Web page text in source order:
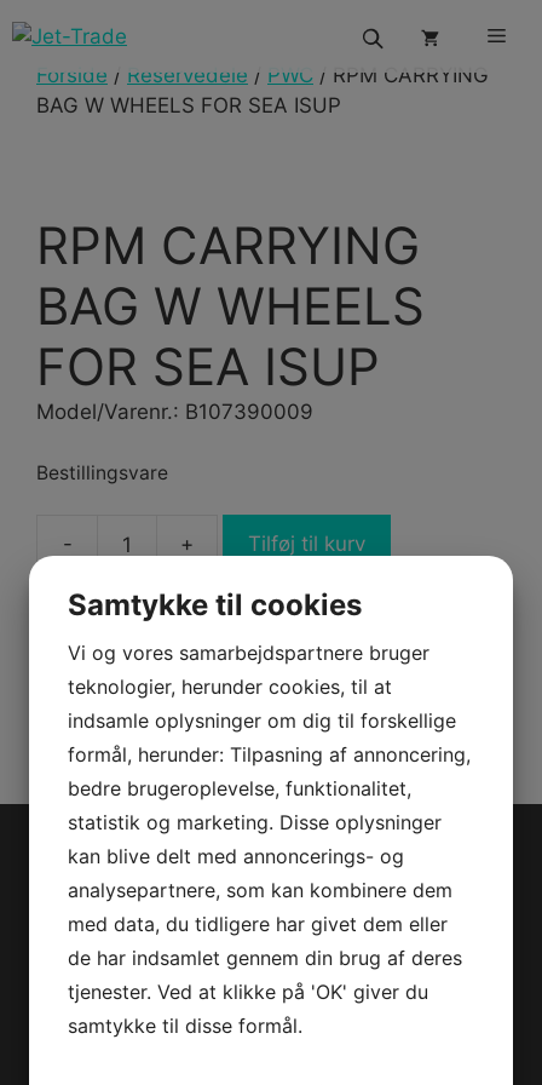
til
indholdForside / Reservedele / PWC / RPM CARRYING
BAG W WHEELS FOR SEA ISUP
RPM CARRYING
BAG W WHEELS
FOR SEA ISUP
Model/Varenr.: B107390009
Bestillingsvare
-
RPM
CARRYING
BAG
W
WHEELS
FOR
SEA
ISUP
antal
+ Tilføj til kurv
Varenummer (SKU):B107390009
Kategorier:PWC, Reservedele
Jet-Trade Powersport
Jegstrupvej 280
8361 Hasselager
Telefon:+45 70 200 600
E-mail:info@jettrade.dk
Samtykke til cookies
Vi og vores samarbejdspartnere bruger
teknologier, herunder cookies, til at
indsamle oplysninger om dig til forskellige
formål, herunder: Tilpasning af annoncering,
bedre brugeroplevelse, funktionalitet,
statistik og marketing. Disse oplysninger
kan blive delt med annoncerings- og
analysepartnere, som kan kombinere dem
med data, du tidligere har givet dem eller
de har indsamlet gennem din brug af deres
tjenester. Ved at klikke på 'OK' giver du
samtykke til disse formål.